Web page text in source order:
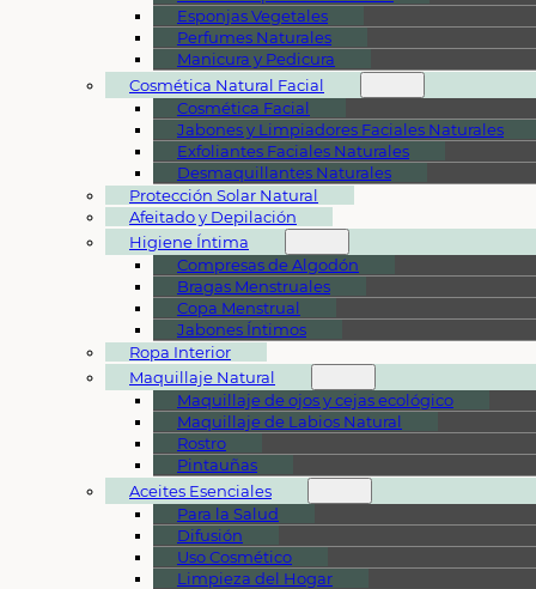
Esponjas Vegetales
Perfumes Naturales
Manicura y Pedicura
Cosmética Natural Facial
Cosmética Facial
Jabones y Limpiadores Faciales Naturales
Exfoliantes Faciales Naturales
Desmaquillantes Naturales
Protección Solar Natural
Afeitado y Depilación
Higiene Íntima
Compresas de Algodón
Bragas Menstruales
Copa Menstrual
Jabones Íntimos
Ropa Interior
Maquillaje Natural
Maquillaje de ojos y cejas ecológico
Maquillaje de Labios Natural
Rostro
Pintauñas
Aceites Esenciales
Para la Salud
Difusión
Uso Cosmético
Limpieza del Hogar